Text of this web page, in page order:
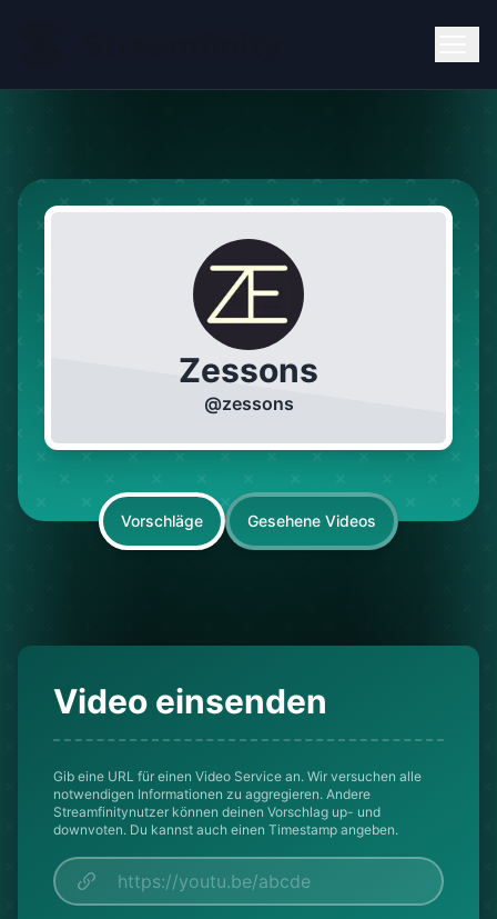
Zessons
@zessons
Vorschläge Gesehene Videos
Video einsenden
Gib eine URL für einen Video Service an. Wir versuchen alle
notwendigen Informationen zu aggregieren. Andere
Streamfinitynutzer können deinen Vorschlag up- und
downvoten. Du kannst auch einen Timestamp angeben.